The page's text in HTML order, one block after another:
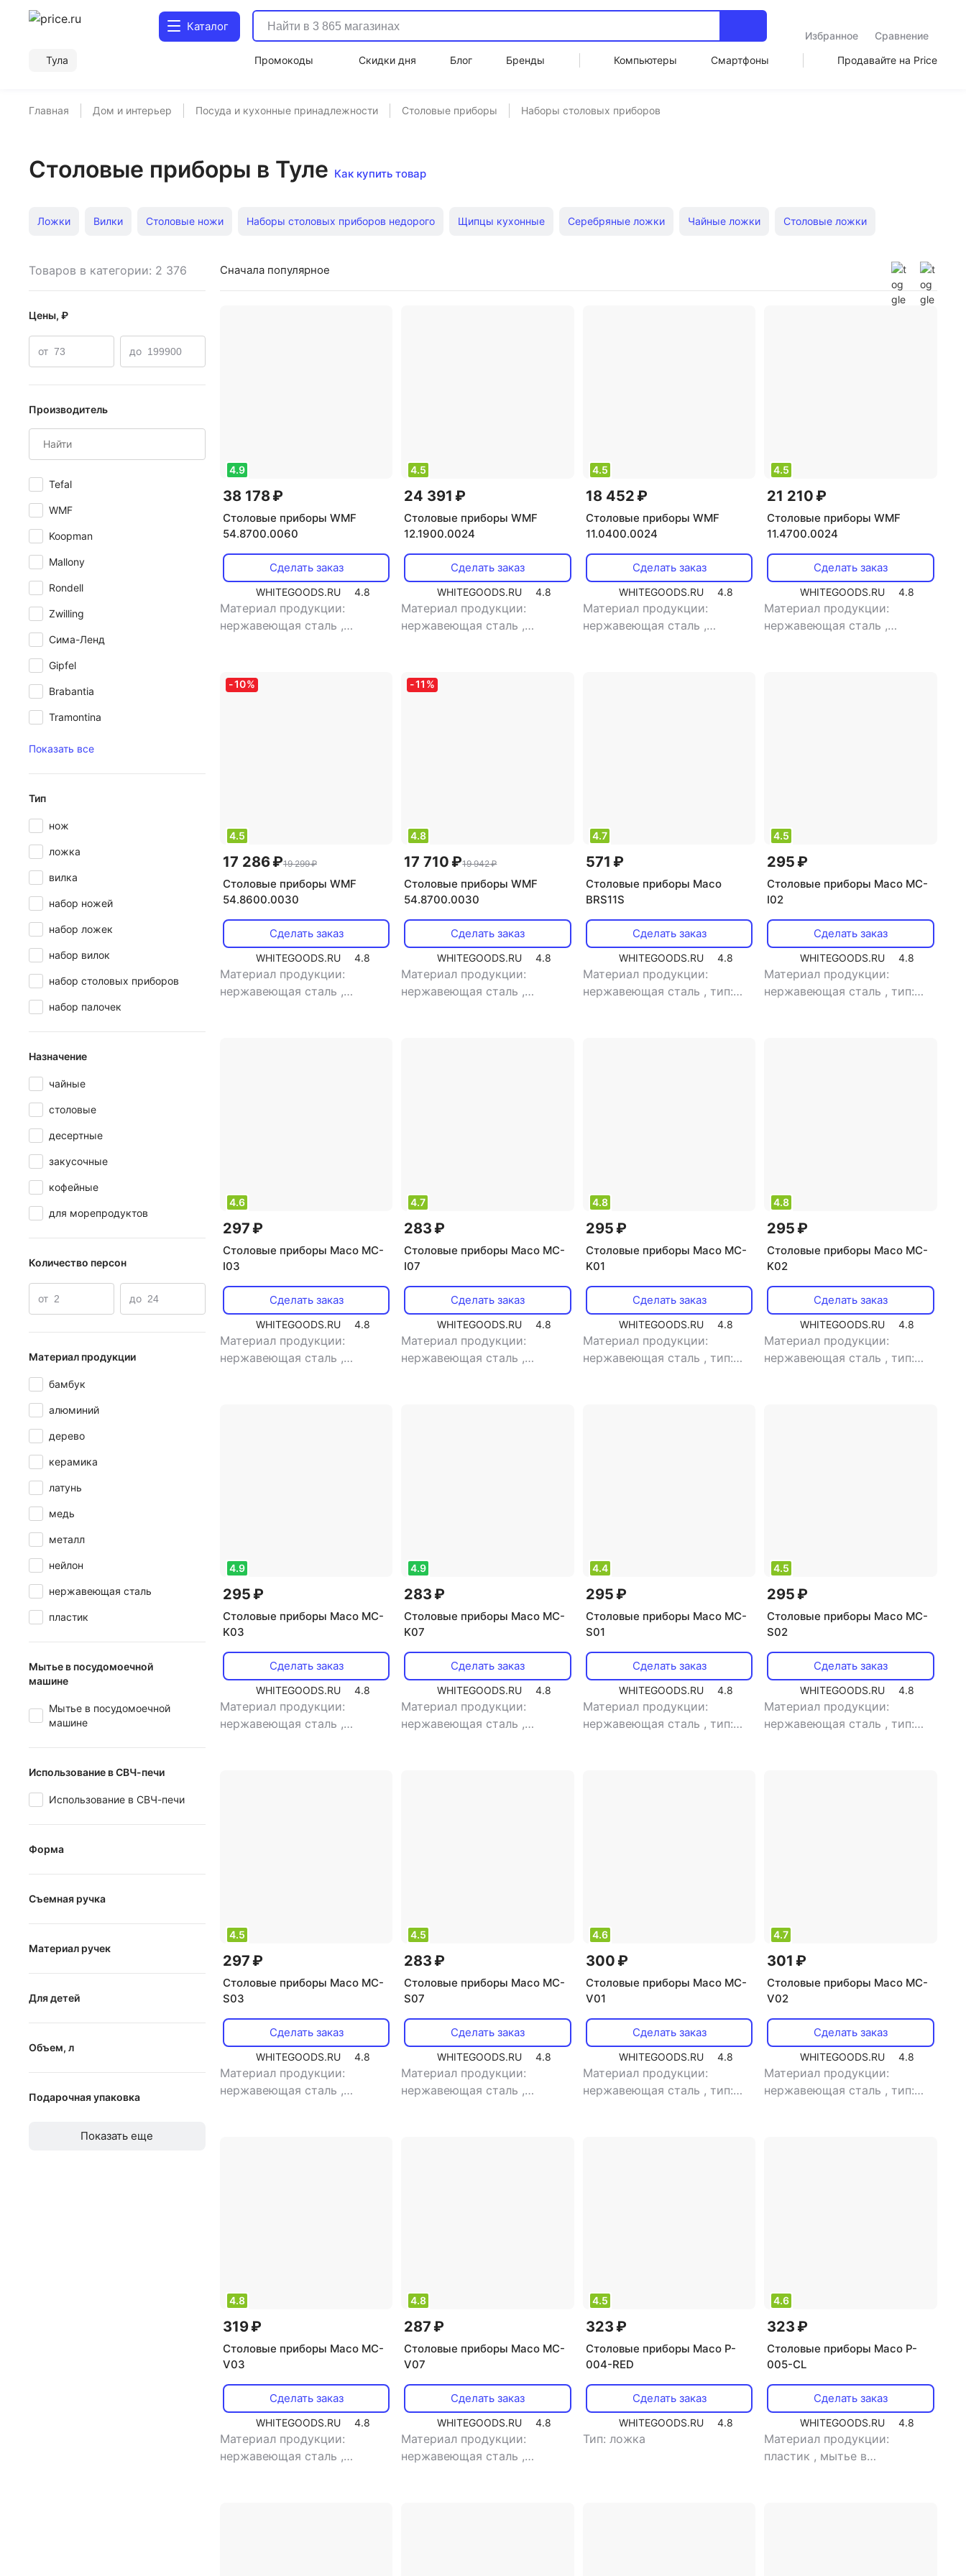
Каталог
Избранное
Сравнение
Тула
Промокоды Скидки дня Блог Бренды Компьютеры Смартфоны Продавайте на Price
Главная Дом и интерьер Посуда и кухонные принадлежности Столовые приборы Наборы столовых приборов
Столовые приборы в Туле Как купить товар
Ложки Вилки Столовые ножи Наборы столовых приборов недорого Щипцы кухонные Серебряные ложки Чайные ложки Столовые ложки
Наборы столовых приборов на 6 персон Ложки кухонные Лопатки для торта Кофейные ложки Вилки для мяса
Товаров в категории: 2 376
Цены, ₽
от до
Производитель
Tefal
WMF
Koopman
Mallony
Rondell
Zwilling
Сима-Ленд
Gipfel
Brabantia
Tramontina
Показать все
Тип
нож
ложка
вилка
набор ножей
набор ложек
набор вилок
набор столовых приборов
набор палочек
Назначение
чайные
столовые
десертные
закусочные
кофейные
для морепродуктов
Количество персон
от до
Материал продукции
бамбук
алюминий
дерево
керамика
латунь
медь
металл
нейлон
нержавеющая сталь
пластик
Мытье в посудомоечной
машине
Мытье в посудомоечной
машине
Использование в СВЧ-печи
Использование в СВЧ-печи
Форма
фигурная
круглая
овальная
Съемная ручка
Съемная ручка
Материал ручек
дерево
пластик
силикон
нержавеющая сталь
Для детей
Для детей
Объем, л
Подарочная упаковка
Показать еще
Сначала популярное
4.9
38 178 ₽
Столовые приборы WMF
54.8700.0060
Сделать заказ
WHITEGOODS.RU 4.8
Материал продукции:
нержавеющая сталь ,
4.5
24 391 ₽
Столовые приборы WMF
12.1900.0024
Сделать заказ
WHITEGOODS.RU 4.8
Материал продукции:
нержавеющая сталь ,
4.5
18 452 ₽
Столовые приборы WMF
11.0400.0024
Сделать заказ
WHITEGOODS.RU 4.8
Материал продукции:
нержавеющая сталь ,
4.5
21 210 ₽
Столовые приборы WMF
11.4700.0024
Сделать заказ
WHITEGOODS.RU 4.8
Материал продукции:
нержавеющая сталь ,
-10%
4.5
17 286 ₽19 299 ₽
Столовые приборы WMF
54.8600.0030
Сделать заказ
WHITEGOODS.RU 4.8
Материал продукции:
нержавеющая сталь ,
-11 %
4.8
17 710 ₽19 942 ₽
Столовые приборы WMF
54.8700.0030
Сделать заказ
WHITEGOODS.RU 4.8
Материал продукции:
нержавеющая сталь ,
4.7
571 ₽
Столовые приборы Maco
BRS11S
Сделать заказ
WHITEGOODS.RU 4.8
Материал продукции:
нержавеющая сталь , тип:
4.5
295 ₽
Столовые приборы Maco MC-
I02
Сделать заказ
WHITEGOODS.RU 4.8
Материал продукции:
нержавеющая сталь ,тип:
4.6
297 ₽
Столовые приборы Maco MC-
I03
Сделать заказ
WHITEGOODS.RU 4.8
Материал продукции:
нержавеющая сталь ,
4.7
283 ₽
Столовые приборы Maco MC-
I07
Сделать заказ
WHITEGOODS.RU 4.8
Материал продукции:
нержавеющая сталь ,
4.8
295 ₽
Столовые приборы Maco MC-
K01
Сделать заказ
WHITEGOODS.RU 4.8
Материал продукции:
нержавеющая сталь , тип:
4.8
295 ₽
Столовые приборы Maco MC-
K02
Сделать заказ
WHITEGOODS.RU 4.8
Материал продукции:
нержавеющая сталь ,тип:
4.9
295 ₽
Столовые приборы Maco MC-
K03
Сделать заказ
WHITEGOODS.RU 4.8
Материал продукции:
нержавеющая сталь ,
4.9
283 ₽
Столовые приборы Maco MC-
K07
Сделать заказ
WHITEGOODS.RU 4.8
Материал продукции:
нержавеющая сталь ,
4.4
295 ₽
Столовые приборы Maco MC-
S01
Сделать заказ
WHITEGOODS.RU 4.8
Материал продукции:
нержавеющая сталь , тип:
4.5
295 ₽
Столовые приборы Maco MC-
S02
Сделать заказ
WHITEGOODS.RU 4.8
Материал продукции:
нержавеющая сталь ,тип:
4.5
297 ₽
Столовые приборы Maco MC-
S03
Сделать заказ
WHITEGOODS.RU 4.8
Материал продукции:
нержавеющая сталь ,
4.5
283 ₽
Столовые приборы Maco MC-
S07
Сделать заказ
WHITEGOODS.RU 4.8
Материал продукции:
нержавеющая сталь ,
4.6
300 ₽
Столовые приборы Maco MC-
V01
Сделать заказ
WHITEGOODS.RU 4.8
Материал продукции:
нержавеющая сталь , тип:
4.7
301 ₽
Столовые приборы Maco MC-
V02
Сделать заказ
WHITEGOODS.RU 4.8
Материал продукции:
нержавеющая сталь ,тип:
4.8
319 ₽
Столовые приборы Maco MC-
V03
Сделать заказ
WHITEGOODS.RU 4.8
Материал продукции:
нержавеющая сталь ,
4.8
287 ₽
Столовые приборы Maco MC-
V07
Сделать заказ
WHITEGOODS.RU 4.8
Материал продукции:
нержавеющая сталь ,
4.5
323 ₽
Столовые приборы Maco P-
004-RED
Сделать заказ
WHITEGOODS.RU 4.8
Тип: ложка
4.6
323 ₽
Столовые приборы Maco P-
005-CL
Сделать заказ
WHITEGOODS.RU 4.8
Материал продукции:
пластик , мытье в